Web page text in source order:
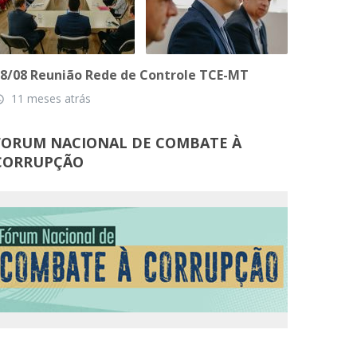
08 Reunião Rede de Controle TCE-MT
11 meses atrás
NACIONAL DE COMBATE À